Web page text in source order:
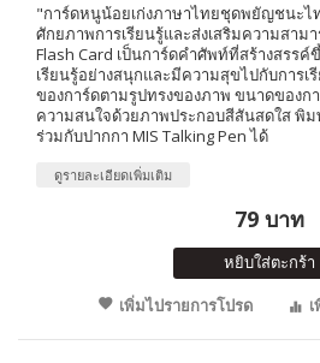
"การ์ดหนูน้อยเก่งภาษาไทยชุดพยัญชนะไ
ศักยภาพการเรียนรู้และส่งเสริมความสาม
Flash Card เป็นการ์ดคำศัพท์ที่สร้างสรรค์
เรียนรู้อย่างสนุกและมีความสุขไปกับการเ
ของการ์ดตามรูปทรงของภาพ ขนาดของก
ความสนใจด้วยภาพประกอบสีสันสดใส พิม
ร่วมกับปากกา MIS Talking Pen ได้
ดูรายละเอียดเพิ่มเติม
79 บาท
หยิบใส่ตะกร้า
เพิ่มไปรายการโปรด